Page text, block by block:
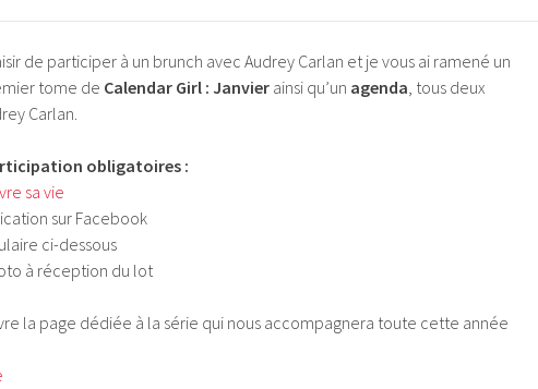
de participer à un brunch avec Audrey Carlan et je vous ai ramené un
tome de Calendar Girl : Janvier ainsi qu’un agenda, tous deux
Carlan.
obligatoires :
sa vie
sur Facebook
ci-dessous
à réception du lot
la page dédiée à la série qui nous accompagnera toute cette année